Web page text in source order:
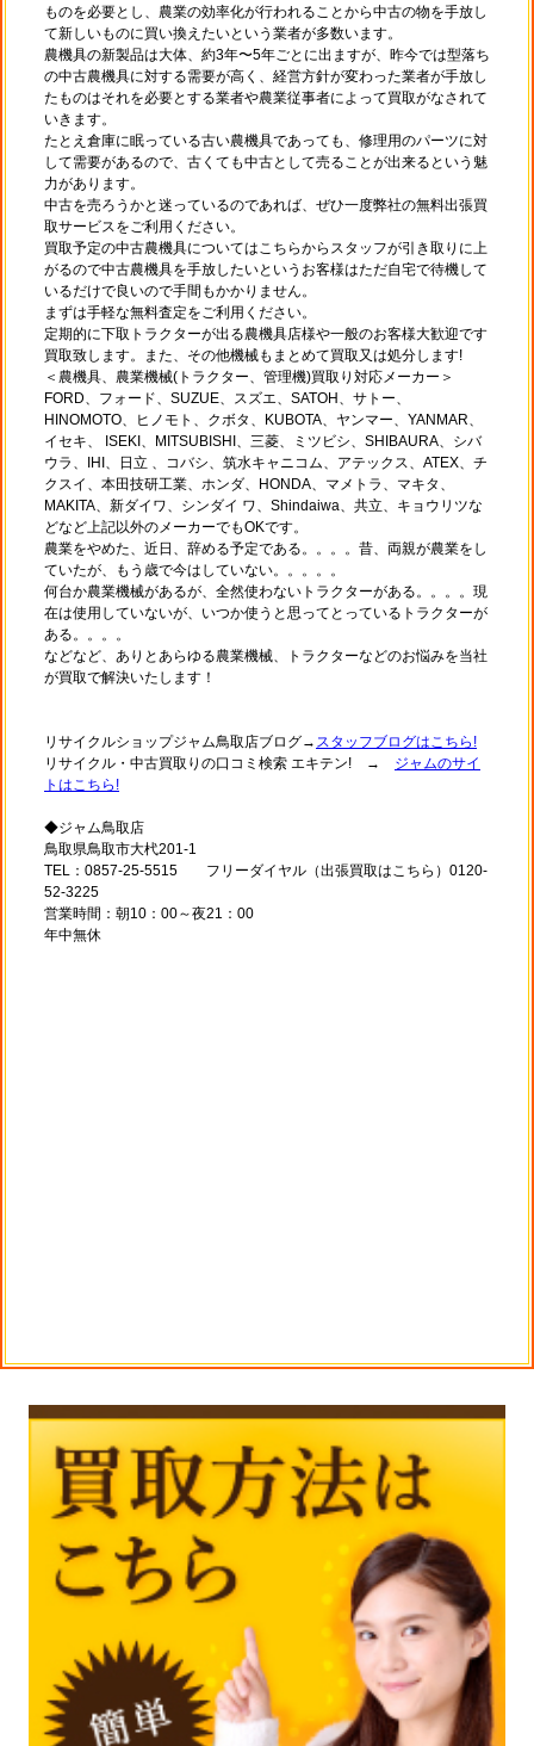
ものを必要とし、農業の効率化が行われることから中古の物を手放し
て新しいものに買い換えたいという業者が多数います。
農機具の新製品は大体、約3年〜5年ごとに出ますが、昨今では型落ち
の中古農機具に対する需要が高く、経営方針が変わった業者が手放し
たものはそれを必要とする業者や農業従事者によって買取がなされて
いきます。
たとえ倉庫に眠っている古い農機具であっても、修理用のパーツに対
して需要があるので、古くても中古として売ることが出来るという魅
力があります。
中古を売ろうかと迷っているのであれば、ぜひ一度弊社の無料出張買
取サービスをご利用ください。
買取予定の中古農機具についてはこちらからスタッフが引き取りに上
がるので中古農機具を手放したいというお客様はただ自宅で待機して
いるだけで良いので手間もかかりません。
まずは手軽な無料査定をご利用ください。
定期的に下取トラクターが出る農機具店様や一般のお客様大歓迎です
買取致します。また、その他機械もまとめて買取又は処分します!
＜農機具、農業機械(トラクター、管理機)買取り対応メーカー＞
FORD、フォード、SUZUE、スズエ、SATOH、サトー、
HINOMOTO、ヒノモト、クボタ、KUBOTA、ヤンマー、YANMAR、
イセキ、 ISEKI、MITSUBISHI、三菱、ミツビシ、SHIBAURA、シバ
ウラ、IHI、日立 、コバシ、筑水キャニコム、アテックス、ATEX、チ
クスイ、本田技研工業、ホンダ、HONDA、マメトラ、マキタ、
MAKITA、新ダイワ、シンダイ ワ、Shindaiwa、共立、キョウリツな
どなど上記以外のメーカーでもOKです。
農業をやめた、近日、辞める予定である。。。。昔、両親が農業をし
ていたが、もう歳で今はしていない。。。。。
何台か農業機械があるが、全然使わないトラクターがある。。。。現
在は使用していないが、いつか使うと思ってとっているトラクターが
ある。。。。
などなど、ありとあらゆる農業機械、トラクターなどのお悩みを当社
が買取で解決いたします！
リサイクルショップジャム鳥取店ブログ→ スタッフブログはこちら!
リサイクル・中古買取りの口コミ検索 エキテン! → ジャムのサイ
トはこちら!
◆ジャム鳥取店
鳥取県鳥取市大杙201-1
TEL：0857-25-5515 フリーダイヤル（出張買取はこちら）0120-
52-3225
営業時間：朝10：00～夜21：00
年中無休